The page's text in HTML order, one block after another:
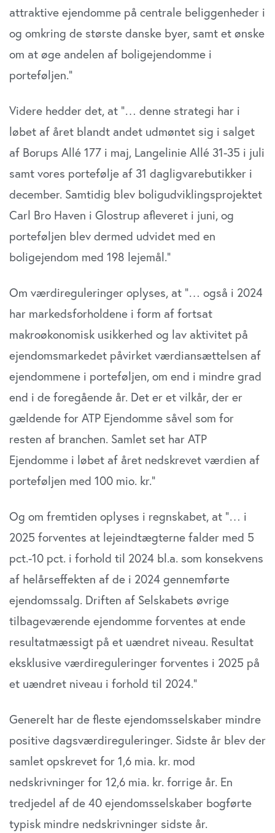
attraktive ejendomme på centrale beliggenheder i
og omkring de største danske byer, samt et ønske
om at øge andelen af boligejendomme i
porteføljen.”
Videre hedder det, at ”… denne strategi har i
løbet af året blandt andet udmøntet sig i salget
af Borups Allé 177 i maj, Langelinie Allé 31-35 i juli
samt vores portefølje af 31 dagligvarebutikker i
december. Samtidig blev boligudviklingsprojektet
Carl Bro Haven i Glostrup afleveret i juni, og
porteføljen blev dermed udvidet med en
boligejendom med 198 lejemål.”
Om værdireguleringer oplyses, at ”… også i 2024
har markedsforholdene i form af fortsat
makroøkonomisk usikkerhed og lav aktivitet på
ejendomsmarkedet påvirket værdiansættelsen af
ejendommene i porteføljen, om end i mindre grad
end i de foregående år. Det er et vilkår, der er
gældende for ATP Ejendomme såvel som for
resten af branchen. Samlet set har ATP
Ejendomme i løbet af året nedskrevet værdien af
porteføljen med 100 mio. kr.”
Og om fremtiden oplyses i regnskabet, at ”… i
2025 forventes at lejeindtægterne falder med 5
pct.-10 pct. i forhold til 2024 bl.a. som konsekvens
af helårseffekten af de i 2024 gennemførte
ejendomssalg. Driften af Selskabets øvrige
tilbageværende ejendomme forventes at ende
resultatmæssigt på et uændret niveau. Resultat
eksklusive værdireguleringer forventes i 2025 på
et uændret niveau i forhold til 2024.”
Generelt har de fleste ejendomsselskaber mindre
positive dagsværdireguleringer. Sidste år blev der
samlet opskrevet for 1,6 mia. kr. mod
nedskrivninger for 12,6 mia. kr. forrige år. En
tredjedel af de 40 ejendomsselskaber bogførte
typisk mindre nedskrivninger sidste år.